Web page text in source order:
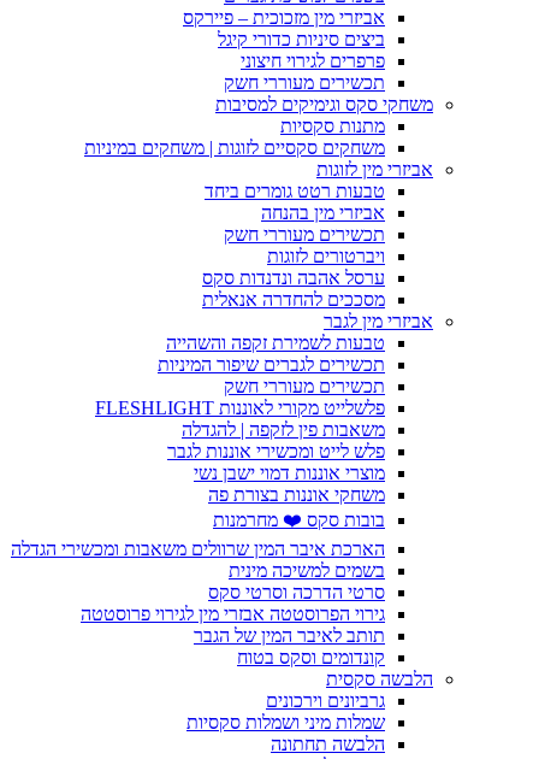
אביזרי מין מזכוכית – פיירקס
ביצים סיניות כדורי קיגל
פרפרים לגירוי חיצוני
תכשירים מעוררי חשק
משחקי סקס וגימיקים למסיבות
מתנות סקסיות
משחקים סקסיים לזוגות | משחקים במיניות
אביזרי מין לזוגות
טבעות רטט גומרים ביחד
אביזרי מין בהנחה
תכשירים מעוררי חשק
ויברטורים לזוגות
ערסל אהבה ונדנדות סקס
מסככים להחדרה אנאלית
אביזרי מין לגבר
טבעות לשמירת זקפה והשהייה
תכשירים לגברים שיפור המיניות
תכשירים מעוררי חשק
פלשלייט מקורי לאוננות FLESHLIGHT
משאבות פין לזקפה | להגדלה
פלש לייט ומכשירי אוננות לגבר
מוצרי אוננות דמוי ישבן נשי
משחקי אוננות בצורת פה
בובות סקס ❤️ מחרמנות
הארכת איבר המין שרוולים משאבות ומכשירי הגדלה
בשמים למשיכה מינית
סרטי הדרכה וסרטי סקס
גירוי הפרוסטטה אבזרי מין לגירוי פרוסטטה
תותב לאיבר המין של הגבר
קונדומים וסקס בטוח
הלבשה סקסית
גרביונים וירכונים
שמלות מיני ושמלות סקסיות
הלבשה תחתונה